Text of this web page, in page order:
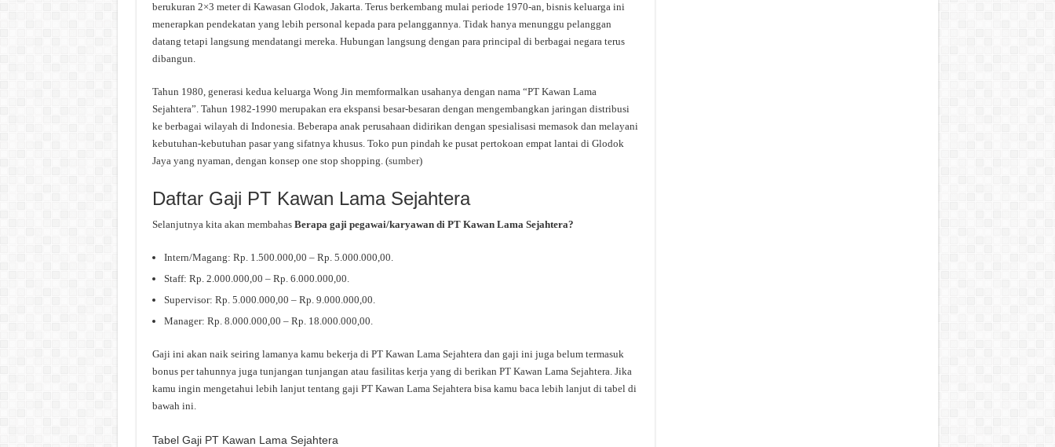
berukuran 2×3 meter di Kawasan Glodok, Jakarta. Terus berkembang mulai periode 1970-an, bisnis keluarga ini
menerapkan pendekatan yang lebih personal kepada para pelanggannya. Tidak hanya menunggu pelanggan
datang tetapi langsung mendatangi mereka. Hubungan langsung dengan para principal di berbagai negara terus
dibangun.
Tahun 1980, generasi kedua keluarga Wong Jin memformalkan usahanya dengan nama “PT Kawan Lama
Sejahtera”. Tahun 1982-1990 merupakan era ekspansi besar-besaran dengan mengembangkan jaringan distribusi
ke berbagai wilayah di Indonesia. Beberapa anak perusahaan didirikan dengan spesialisasi memasok dan melayani
kebutuhan-kebutuhan pasar yang sifatnya khusus. Toko pun pindah ke pusat pertokoan empat lantai di Glodok
Jaya yang nyaman, dengan konsep one stop shopping. (sumber)
Daftar Gaji PT Kawan Lama Sejahtera
Selanjutnya kita akan membahas Berapa gaji pegawai/karyawan di PT Kawan Lama Sejahtera?
Intern/Magang: Rp. 1.500.000,00 – Rp. 5.000.000,00.
Staff: Rp. 2.000.000,00 – Rp. 6.000.000,00.
Supervisor: Rp. 5.000.000,00 – Rp. 9.000.000,00.
Manager: Rp. 8.000.000,00 – Rp. 18.000.000,00.
Gaji ini akan naik seiring lamanya kamu bekerja di PT Kawan Lama Sejahtera dan gaji ini juga belum termasuk
bonus per tahunnya juga tunjangan tunjangan atau fasilitas kerja yang di berikan PT Kawan Lama Sejahtera. Jika
kamu ingin mengetahui lebih lanjut tentang gaji PT Kawan Lama Sejahtera bisa kamu baca lebih lanjut di tabel di
bawah ini.
Tabel Gaji PT Kawan Lama Sejahtera